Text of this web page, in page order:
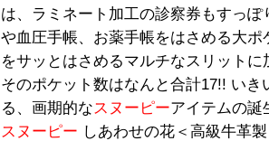
は、ラミネート加工の診察券もすっ
や血圧手帳、お薬手帳をはさめる大
をサッとはさめるマルチなスリット
そのポケット数はなんと合計17!! い
る、画期的なスヌーピーアイテムの誕
スヌーピー しあわせの花＜高級牛革